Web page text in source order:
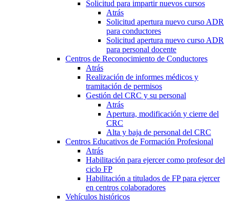
Solicitud para impartir nuevos cursos
Atrás
Solicitud apertura nuevo curso ADR
para conductores
Solicitud apertura nuevo curso ADR
para personal docente
Centros de Reconocimiento de Conductores
Atrás
Realización de informes médicos y
tramitación de permisos
Gestión del CRC y su personal
Atrás
Apertura, modificación y cierre del
CRC
Alta y baja de personal del CRC
Centros Educativos de Formación Profesional
Atrás
Habilitación para ejercer como profesor del
ciclo FP
Habilitación a titulados de FP para ejercer
en centros colaboradores
Vehículos históricos